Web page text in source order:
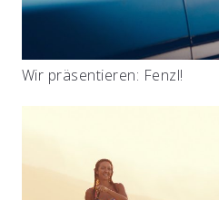
Wir präsentieren: Fenzl!